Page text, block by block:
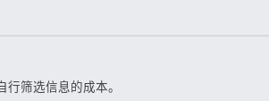
筛选信息的成本。